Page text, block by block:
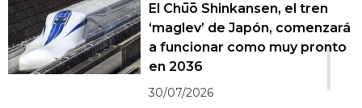
1
El Chūō Shinkansen, el tren
‘maglev’ de Japón, comenzará
a funcionar como muy pronto
en 2036
30/07/2026